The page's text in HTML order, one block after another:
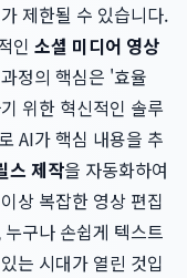
제한될 수 있습니다.
인 소셜 미디어 영상
정의 핵심은 '효율
위한 혁신적인 솔루
AI가 핵심 내용을 추
스 제작을 자동화하여
상 복잡한 영상 편집
구나 손쉽게 텍스트
는 시대가 열린 것입